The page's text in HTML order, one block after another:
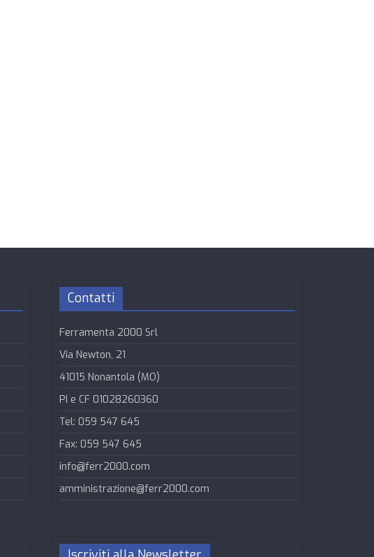
Contatti
Ferramenta 2000 Srl
Via Newton, 21
41015 Nonantola (MO)
PI e CF 01028260360
Tel: 059 547 645
Fax: 059 547 645
info@ferr2000.com
amministrazione@ferr2000.com